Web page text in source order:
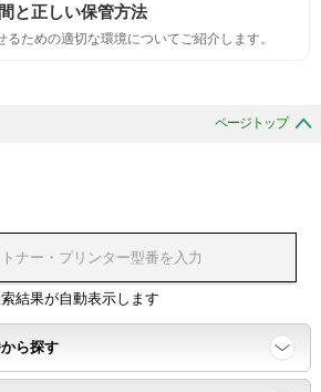
互換性
と。
浸透性
ルを印刷する。
用し、
ズのArialフォントで
と正しい保管方法
ための適切な環境についてご紹介します。
ページトップ
結果が自動表示します
ら探す